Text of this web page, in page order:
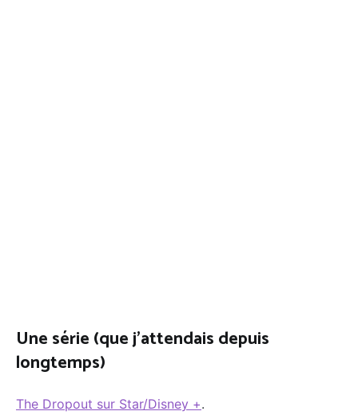
Une série (que j’attendais depuis
longtemps)
The Dropout sur Star/Disney +.